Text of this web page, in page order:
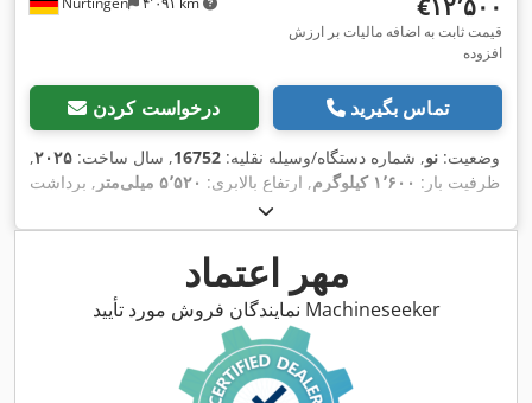
‎€۱۲٬۵۰۰
قیمت ثابت به اضافه مالیات بر ارزش
افزوده
درخواست کردن تماس بگیرید
وضعیت: نو, شماره دستگاه/وسیله نقلیه: 16752, سال ساخت: ۲۰۲۵,
ظرفیت بار: ۱٬۶۰۰ کیلوگرم , ارتفاع بالابری: ۵٬۵۲۰ میلی‌متر
, برداشت
, مرکز ثقل بار:
برقی, نوع دکل:تریپلکس, ارتفاع سازه:۲٬۴۰۸ میلی‌متر
, ولتاژ باتری:
۱٬۱۵۰ میلی‌متر
سایز تایر عقب:, وزن کل: ,
مهر اعتماد
نمایندگان فروش مورد تأیید Machineseeker